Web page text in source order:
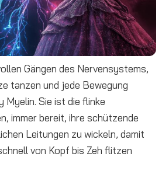
Gängen des Nervensystems,
tanzen und jede Bewegung
Myelin. Sie ist die flinke
immer bereit, ihre schützende
Leitungen zu wickeln, damit
von Kopf bis Zeh flitzen